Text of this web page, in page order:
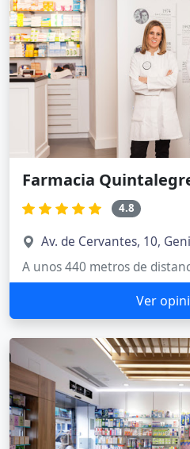
Farmacia
4.8
Av. de Cervantes, 10,
A unos 440 metros de
Ver